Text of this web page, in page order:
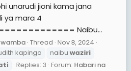
unarudi jioni kama jana
ya mara 4
Naibu...
Thread Nov 8, 2024
kapinga naibu waziri
Replies: 3 Forum: Habari na